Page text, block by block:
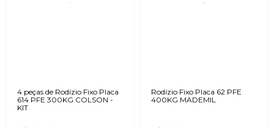
4 peças de Rodízio Fixo Placa
614 PFE 300KG COLSON -
KIT
Rodízio Fixo Placa 62 PFE
400KG MADEMIL